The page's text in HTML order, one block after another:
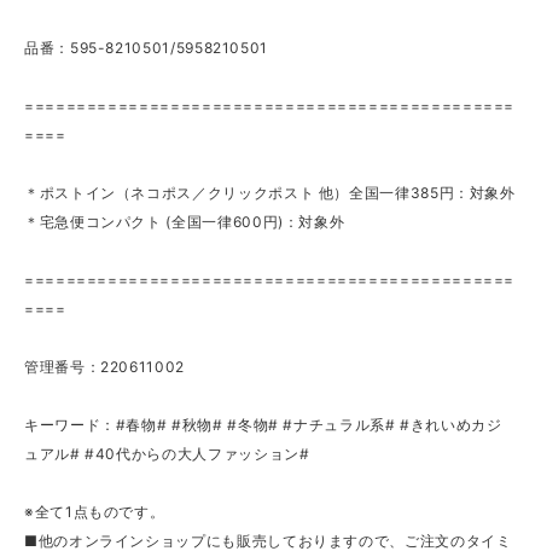
品番：595-8210501/5958210501
===============================================
====
＊ポストイン（ネコポス／クリックポスト 他）全国一律385円：対象外
＊宅急便コンパクト (全国一律600円)：対象外
===============================================
====
管理番号：220611002
キーワード：#春物# #秋物# #冬物# #ナチュラル系# #きれいめカジ
ュアル# #40代からの大人ファッション#
※全て1点ものです。
■他のオンラインショップにも販売しておりますので、ご注文のタイミ